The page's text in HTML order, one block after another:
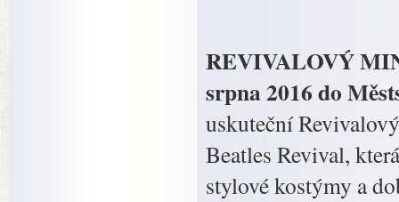
REVIVALOVÝ
srpna 2016 do
uskuteční
Beatles Revival,
stylové kostýmy a